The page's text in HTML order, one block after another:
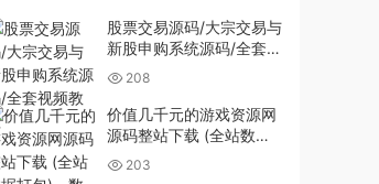
股票交易源码/大宗交易与
新股申购系统源码/全套视
频教程
208
价值几千元的游戏资源网
源码整站下载 (全站数据
打包)，数据里面有200多
个宝贝。
203